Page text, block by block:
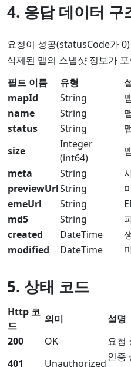
4. 응답 데이터
요청이 성공(statusCode가
삭제된 맵의 스냅샷 정보가
필드 이름
유형
mapId
String
name
String
status
String
size
Integer
(int64)
meta
String
previewUrlString
emeUrl
String
md5
String
created
DateTime
modified
DateTime
5. 상태 코드
Http 코
드
의미
설명
200
OK
요청
401
Unauthorized
인증